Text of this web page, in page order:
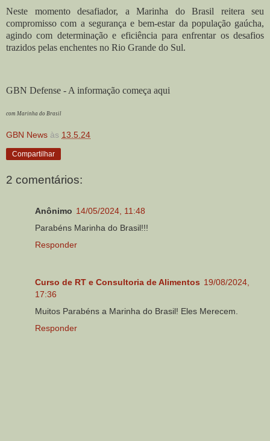
Neste momento desafiador, a Marinha do Brasil reitera seu
compromisso com a segurança e bem-estar da população gaúcha,
agindo com determinação e eficiência para enfrentar os desafios
trazidos pelas enchentes no Rio Grande do Sul.
GBN Defense - A informação começa aqui
com Marinha do Brasil
GBN News às 13.5.24
Compartilhar
2 comentários:
Anônimo 14/05/2024, 11:48
Parabéns Marinha do Brasil!!!
Responder
Curso de RT e Consultoria de Alimentos 19/08/2024,
17:36
Muitos Parabéns a Marinha do Brasil! Eles Merecem.
Responder